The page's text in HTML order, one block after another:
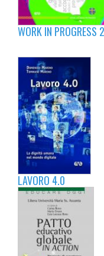
WORK IN
LAVORO 4.0